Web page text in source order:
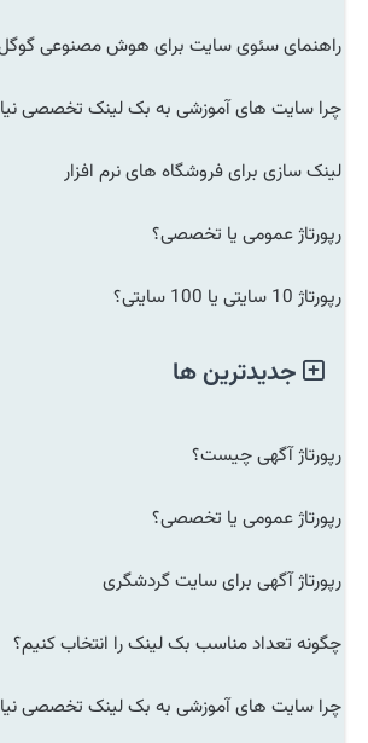
راهنمای سئوی سایت برای هوش مصنوعی
چرا سایت های آموزشی به بک لینک تخصصی نیاز
لینک سازی برای فروشگاه های نرم افزار
رپورتاژ عمومی یا تخصصی؟
رپورتاژ 10 سایتی یا 100 سایتی؟
جدیدترین ها
رپورتاژ آگهی چیست؟
رپورتاژ عمومی یا تخصصی؟
رپورتاژ آگهی برای سایت گردشگری
چگونه تعداد مناسب بک لینک را انتخاب کنیم؟
چرا سایت های آموزشی به بک لینک تخصصی نیاز